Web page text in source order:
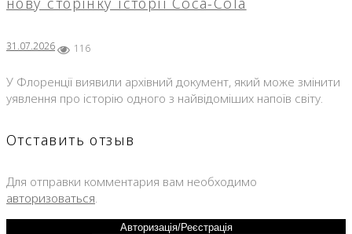
31.07.2026 116
У Флоренції виявили архівний документ, який може змінити
уявлення про історію одного з найвідоміших напоїв світу.
Отставить отзыв
Для отправки комментария вам необходимо
авторизоваться
Авторизація/Реєстрація